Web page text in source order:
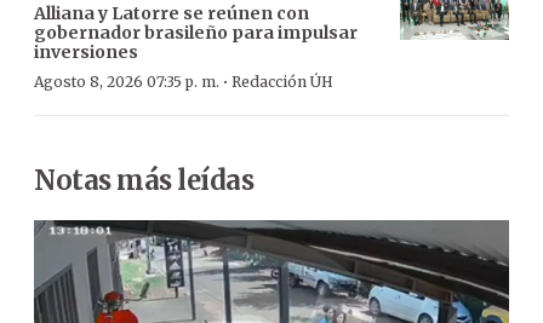
Alliana y Latorre se reúnen con
gobernador brasileño para impulsar
inversiones
Agosto 8, 2026 07:35 p. m. · Redacción ÚH
Notas más leídas